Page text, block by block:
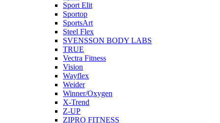
Sport Elit
Sportop
SportsArt
Steel Flex
SVENSSON BODY LABS
TRUE
Vectra Fitness
Vision
Wayflex
Weider
Winner/Oxygen
X-Trend
Z-UP
ZIPRO FITNESS